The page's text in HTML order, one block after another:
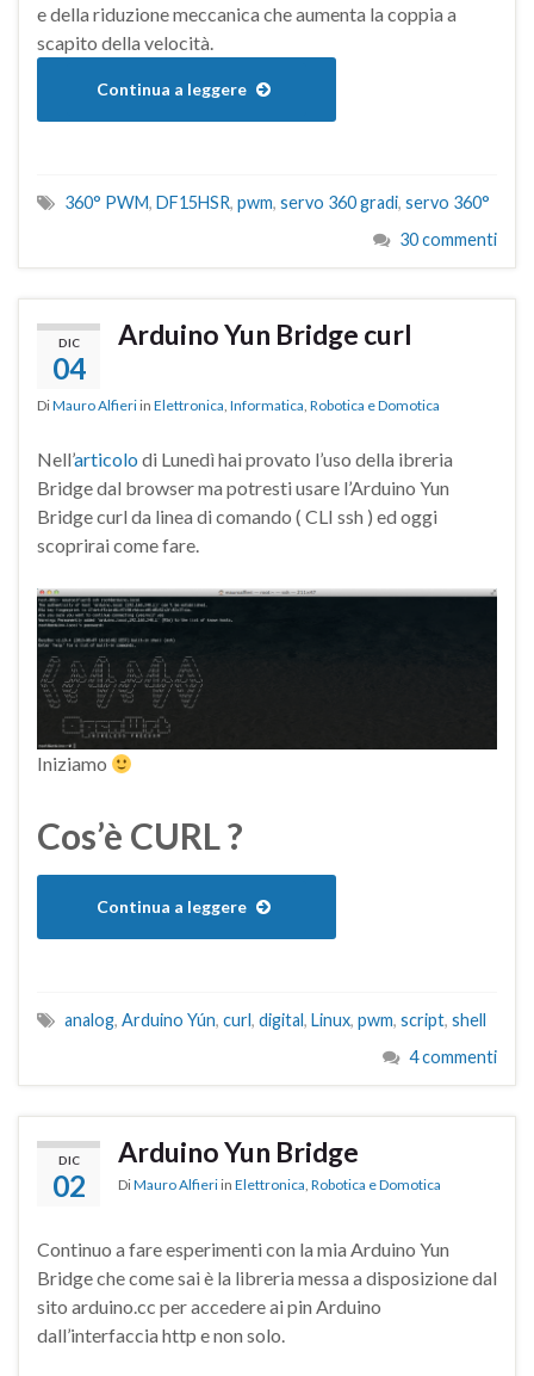
e della riduzione meccanica che aumenta la coppia a
scapito della velocità.
Continua a leggere
360° PWM, DF15HSR, pwm, servo 360 gradi, servo 360°
30 commenti
DIC
04
Arduino Yun Bridge curl
DiMauro Alfieri in Elettronica Informatica Robotica e Domotica
Nell’articolo di Lunedì hai provato l’uso della ibreria
Bridge dal browser ma potresti usare l’Arduino Yun
Bridge curl da linea di comando ( CLI ssh ) ed oggi
scoprirai come fare.
Iniziamo
Cos’è CURL ?
Continua a leggere
analog, Arduino Yún, curl, digital, Linux, pwm, script, shell
4 commenti
DIC
02
Arduino Yun Bridge
DiMauro Alfieri in Elettronica Robotica e Domotica
Continuo a fare esperimenti con la mia Arduino Yun
Bridge che come sai è la libreria messa a disposizione dal
sito arduino.cc per accedere ai pin Arduino
dall’interfaccia http e non solo.